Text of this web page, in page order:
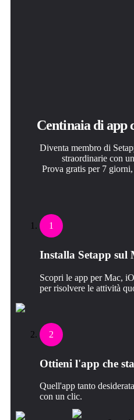
Centinaia di app
Diventa membro di
straordinarie con
Prova gratis per 7
1
Installa Setapp sul
Scopri le app per Mac,
per risolvere le attività
2
Ottieni l'app che
Quell'app tanto
con un clic.